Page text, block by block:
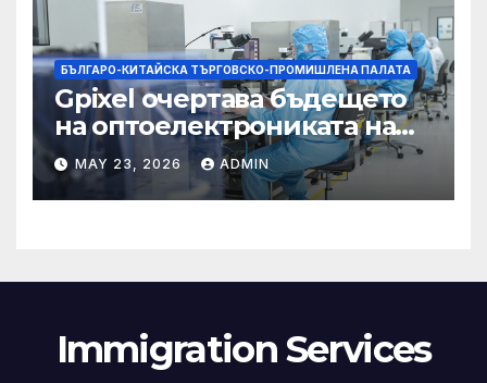
БЪЛГАРО-КИТАЙСКА ТЪРГОВСКО-ПРОМИШЛЕНА ПАЛАТА
Gpixel очертава бъдещето
на оптоелектрониката на
Чанчун
MAY 23, 2026 ADMIN
Immigration Services